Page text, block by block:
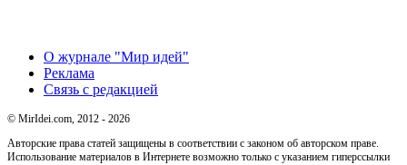
О журнале "Мир идей"
Реклама
Связь с редакцией
© MirIdei.com, 2012 - 2026
Авторские права статей защищены в соответствии с законом об авторском праве.
Использование материалов в Интернете возможно только с указанием гиперссылки